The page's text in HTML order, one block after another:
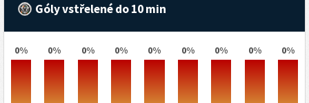
Góly vstřelené do 10 min
0% 0% 0% 0% 0% 0% 0% 0% 0%